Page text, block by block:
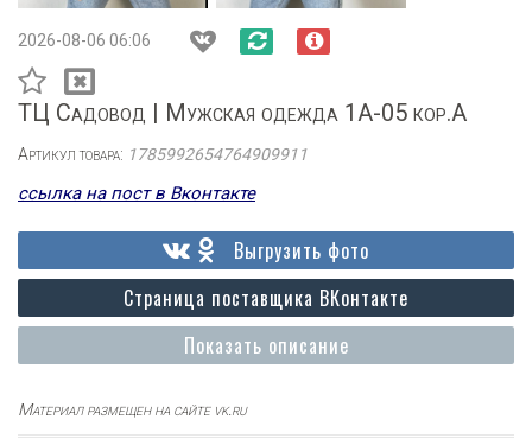
2026-08-06 06:06
ТЦ Садовод | Мужская одежда 1А-05 кор.А
Артикул товара: 1785992654764909911
ссылка на пост в Вконтакте
Показать описание
Страница поставщика ВКонтакте
Выгрузить фото
Материал размещен на сайте vk.ru